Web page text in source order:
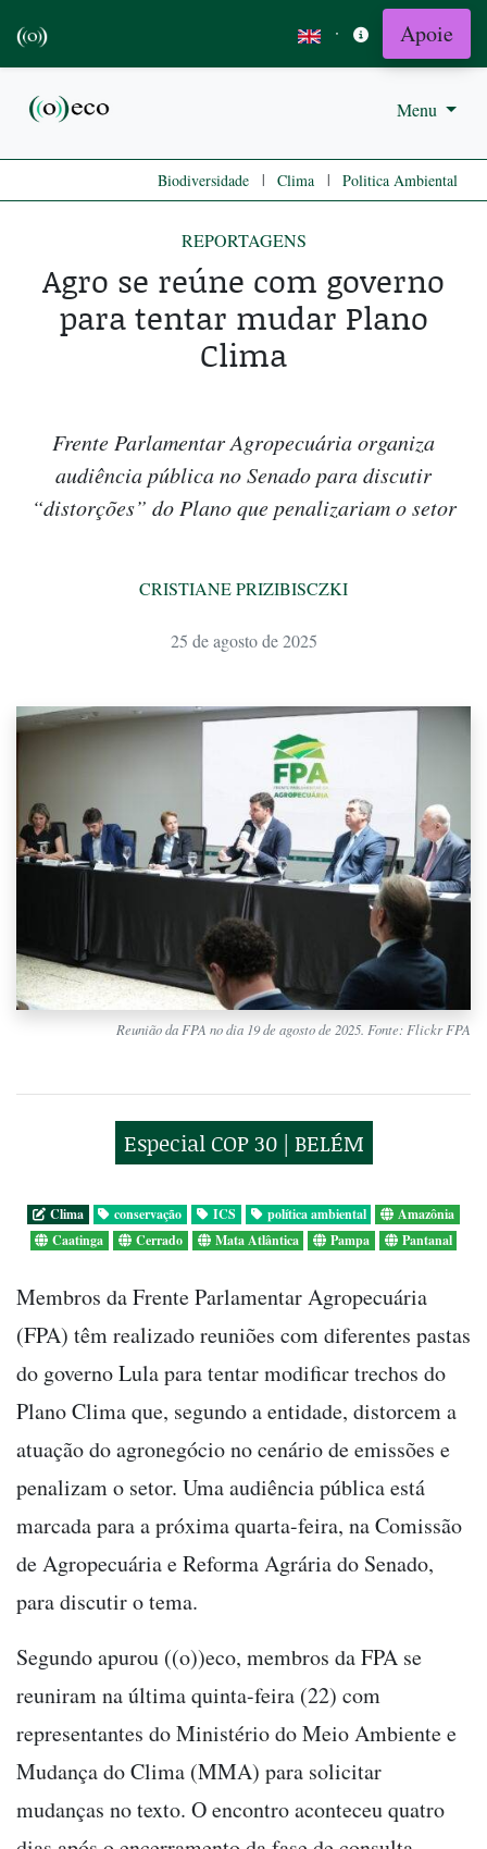
· Apoie
Menu
Biodiversidade | Clima | Politica Ambiental
REPORTAGENS
Agro se reúne com governo
para tentar mudar Plano
Clima
Frente Parlamentar Agropecuária organiza
audiência pública no Senado para discutir
“distorções” do Plano que penalizariam o setor
CRISTIANE PRIZIBISCZKI
25 de agosto de 2025
Reunião da FPA no dia 19 de agosto de 2025. Fonte: Flickr FPA
Especial COP 30 | BELÉM
Clima conservação ICS política ambiental
Amazônia
Caatinga
Cerrado Mata Atlântica Pampa Pantanal
Membros da Frente Parlamentar Agropecuária
(FPA) têm realizado reuniões com diferentes pastas
do governo Lula para tentar modificar trechos do
Plano Clima que, segundo a entidade, distorcem a
atuação do agronegócio no cenário de emissões e
penalizam o setor. Uma audiência pública está
marcada para a próxima quarta-feira, na Comissão
de Agropecuária e Reforma Agrária do Senado,
para discutir o tema.
Segundo apurou ((o))eco, membros da FPA se
reuniram na última quinta-feira (22) com
representantes do Ministério do Meio Ambiente e
Mudança do Clima (MMA) para solicitar
mudanças no texto. O encontro aconteceu quatro